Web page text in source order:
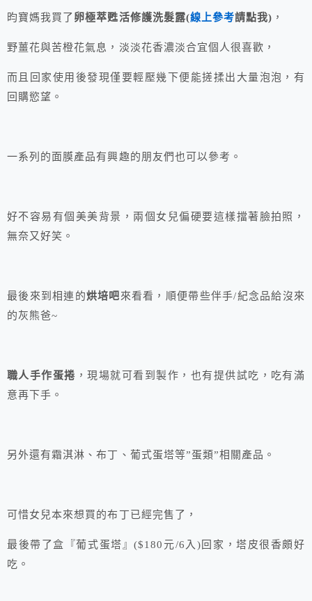
昀寶媽我買了 卵極萃甦活修護洗髮露(線上參考請點我) ，
野薑花與苦橙花氣息，淡淡花香濃淡合宜個人很喜歡，
而且回家使用後發現僅要輕壓幾下便能搓揉出大量泡泡，有
回購慾望。
一系列的面膜產品有興趣的朋友們也可以參考。
好不容易有個美美背景，兩個女兒偏硬要這樣擋著臉拍照，
無奈又好笑。
最後來到相連的烘培吧來看看，順便帶些伴手/紀念品給沒來
的灰熊爸~
職人手作蛋捲 ，現場就可看到製作，也有提供試吃，吃有滿
意再下手。
另外還有霜淇淋、布丁、葡式蛋塔等”蛋類”相關產品。
可惜女兒本來想買的布丁已經完售了，
最後帶了盒『葡式蛋塔』($180元/6入)回家，塔皮很香頗好
吃。